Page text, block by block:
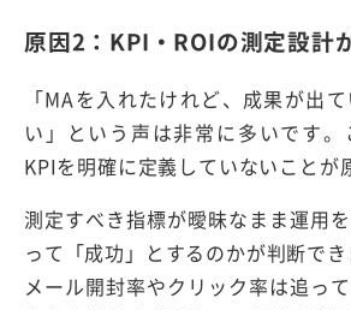
原因2：KPI・ROIの測定設計
「MAを入れたけれど、成果が出
い」という声は非常に多いです
KPIを明確に定義していないことが
測定すべき指標が曖昧なまま運用
って「成功」とするのかが判断でき
メール開封率やクリック率は追っ